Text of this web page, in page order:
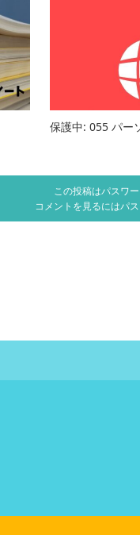
保護中: 055 パー
この投稿はパスワ
コメントを見るにはパ